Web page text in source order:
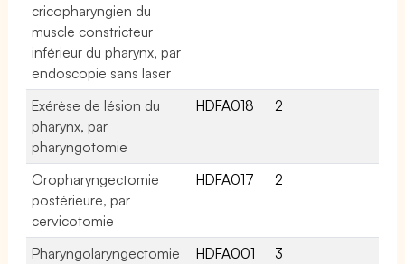
cricopharyngien du
muscle constricteur
inférieur du pharynx, par
endoscopie sans laser
Exérèse de lésion du
pharynx, par
pharyngotomie
HDFA018 2
Oropharyngectomie
postérieure, par
cervicotomie
HDFA017 2
Pharyngolaryngectomie
HDFA001 3